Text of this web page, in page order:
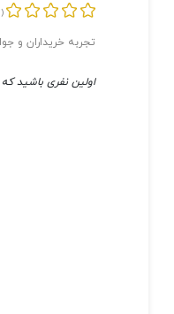
(
تجربه خریداران و
اولین نفری باشید